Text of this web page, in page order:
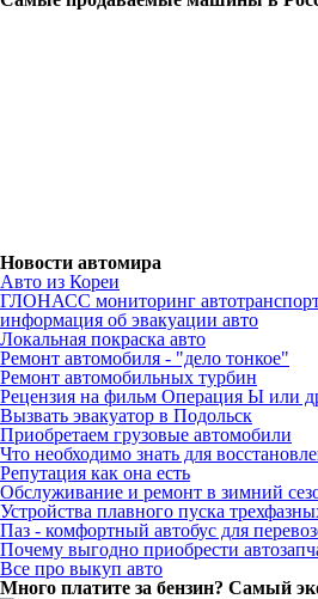
Новости автомира
Авто из Кореи
ГЛОНАСС мониторинг
информация об эвакуации авто
Локальная покраска авто
Ремонт автомобиля - "дело тонкое"
Ремонт автомобильных турбин
Рецензия на фильм Операция Ы или
Вызвать эвакуатор в Подольск
Приобретаем грузовые автомобили
Что необходимо знать для
Репутация как она есть
Обслуживание и ремонт в зимний
Устройства плавного пуска
Паз - комфортный автобус для
Почему выгодно приобрести
Все про выкуп авто
Много платите за бензин? Самый